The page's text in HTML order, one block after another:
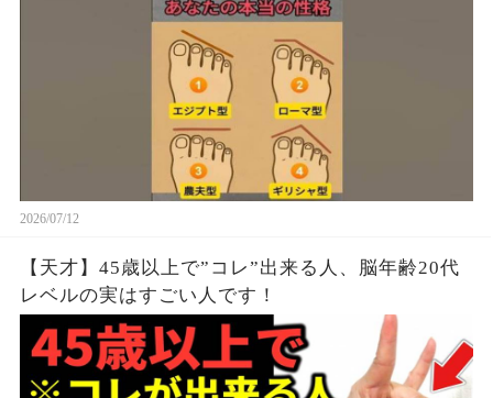
2026/07/12
【天才】45歳以上で”コレ”出来る人、脳年齢20代
レベルの実はすごい人です！